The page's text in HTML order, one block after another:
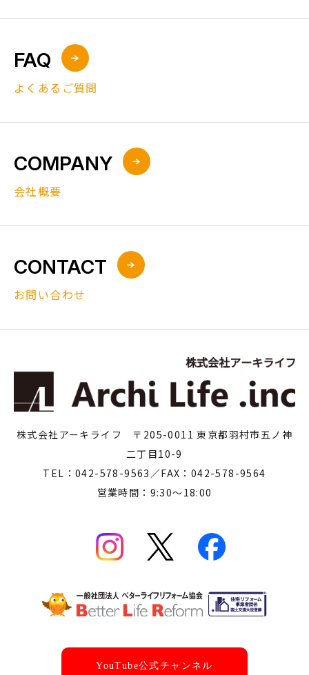
FAQ
よくあるご質問
COMPANY
会社概要
CONTACT
お問い合わせ
株式会社アーキライフ 〒205-0011 東京都羽村市五ノ神
二丁目10-9
TEL：042-578-9563／FAX：042-578-9564
営業時間：9:30～18:00